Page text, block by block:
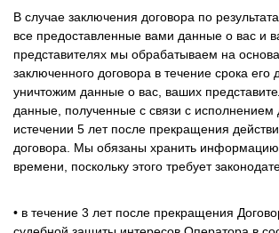
В случае заключения договора по
все предоставленные вами данные о вас и
представителях мы обрабатываем на
заключенного договора в течение срока
уничтожим данные о вас, ваших
данные, полученные с связи с исполнением
истечении 5 лет после прекращения
договора. Мы обязаны хранить информацию
времени, поскольку этого требует
• в течение 3 лет после прекращения